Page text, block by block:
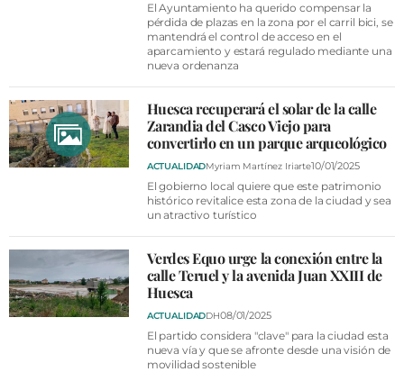
El Ayuntamiento ha querido compensar la
pérdida de plazas en la zona por el carril bici, se
mantendrá el control de acceso en el
aparcamiento y estará regulado mediante una
nueva ordenanza
Huesca recuperará el solar de la calle
Zarandia del Casco Viejo para
convertirlo en un parque arqueológico
ACTUALIDADMyriam Martínez Iriarte10/01/2025
El gobierno local quiere que este patrimonio
histórico revitalice esta zona de la ciudad y sea
un atractivo turístico
Verdes Equo urge la conexión entre la
calle Teruel y la avenida Juan XXIII de
Huesca
ACTUALIDADDH08/01/2025
El partido considera "clave" para la ciudad esta
nueva vía y que se afronte desde una visión de
movilidad sostenible